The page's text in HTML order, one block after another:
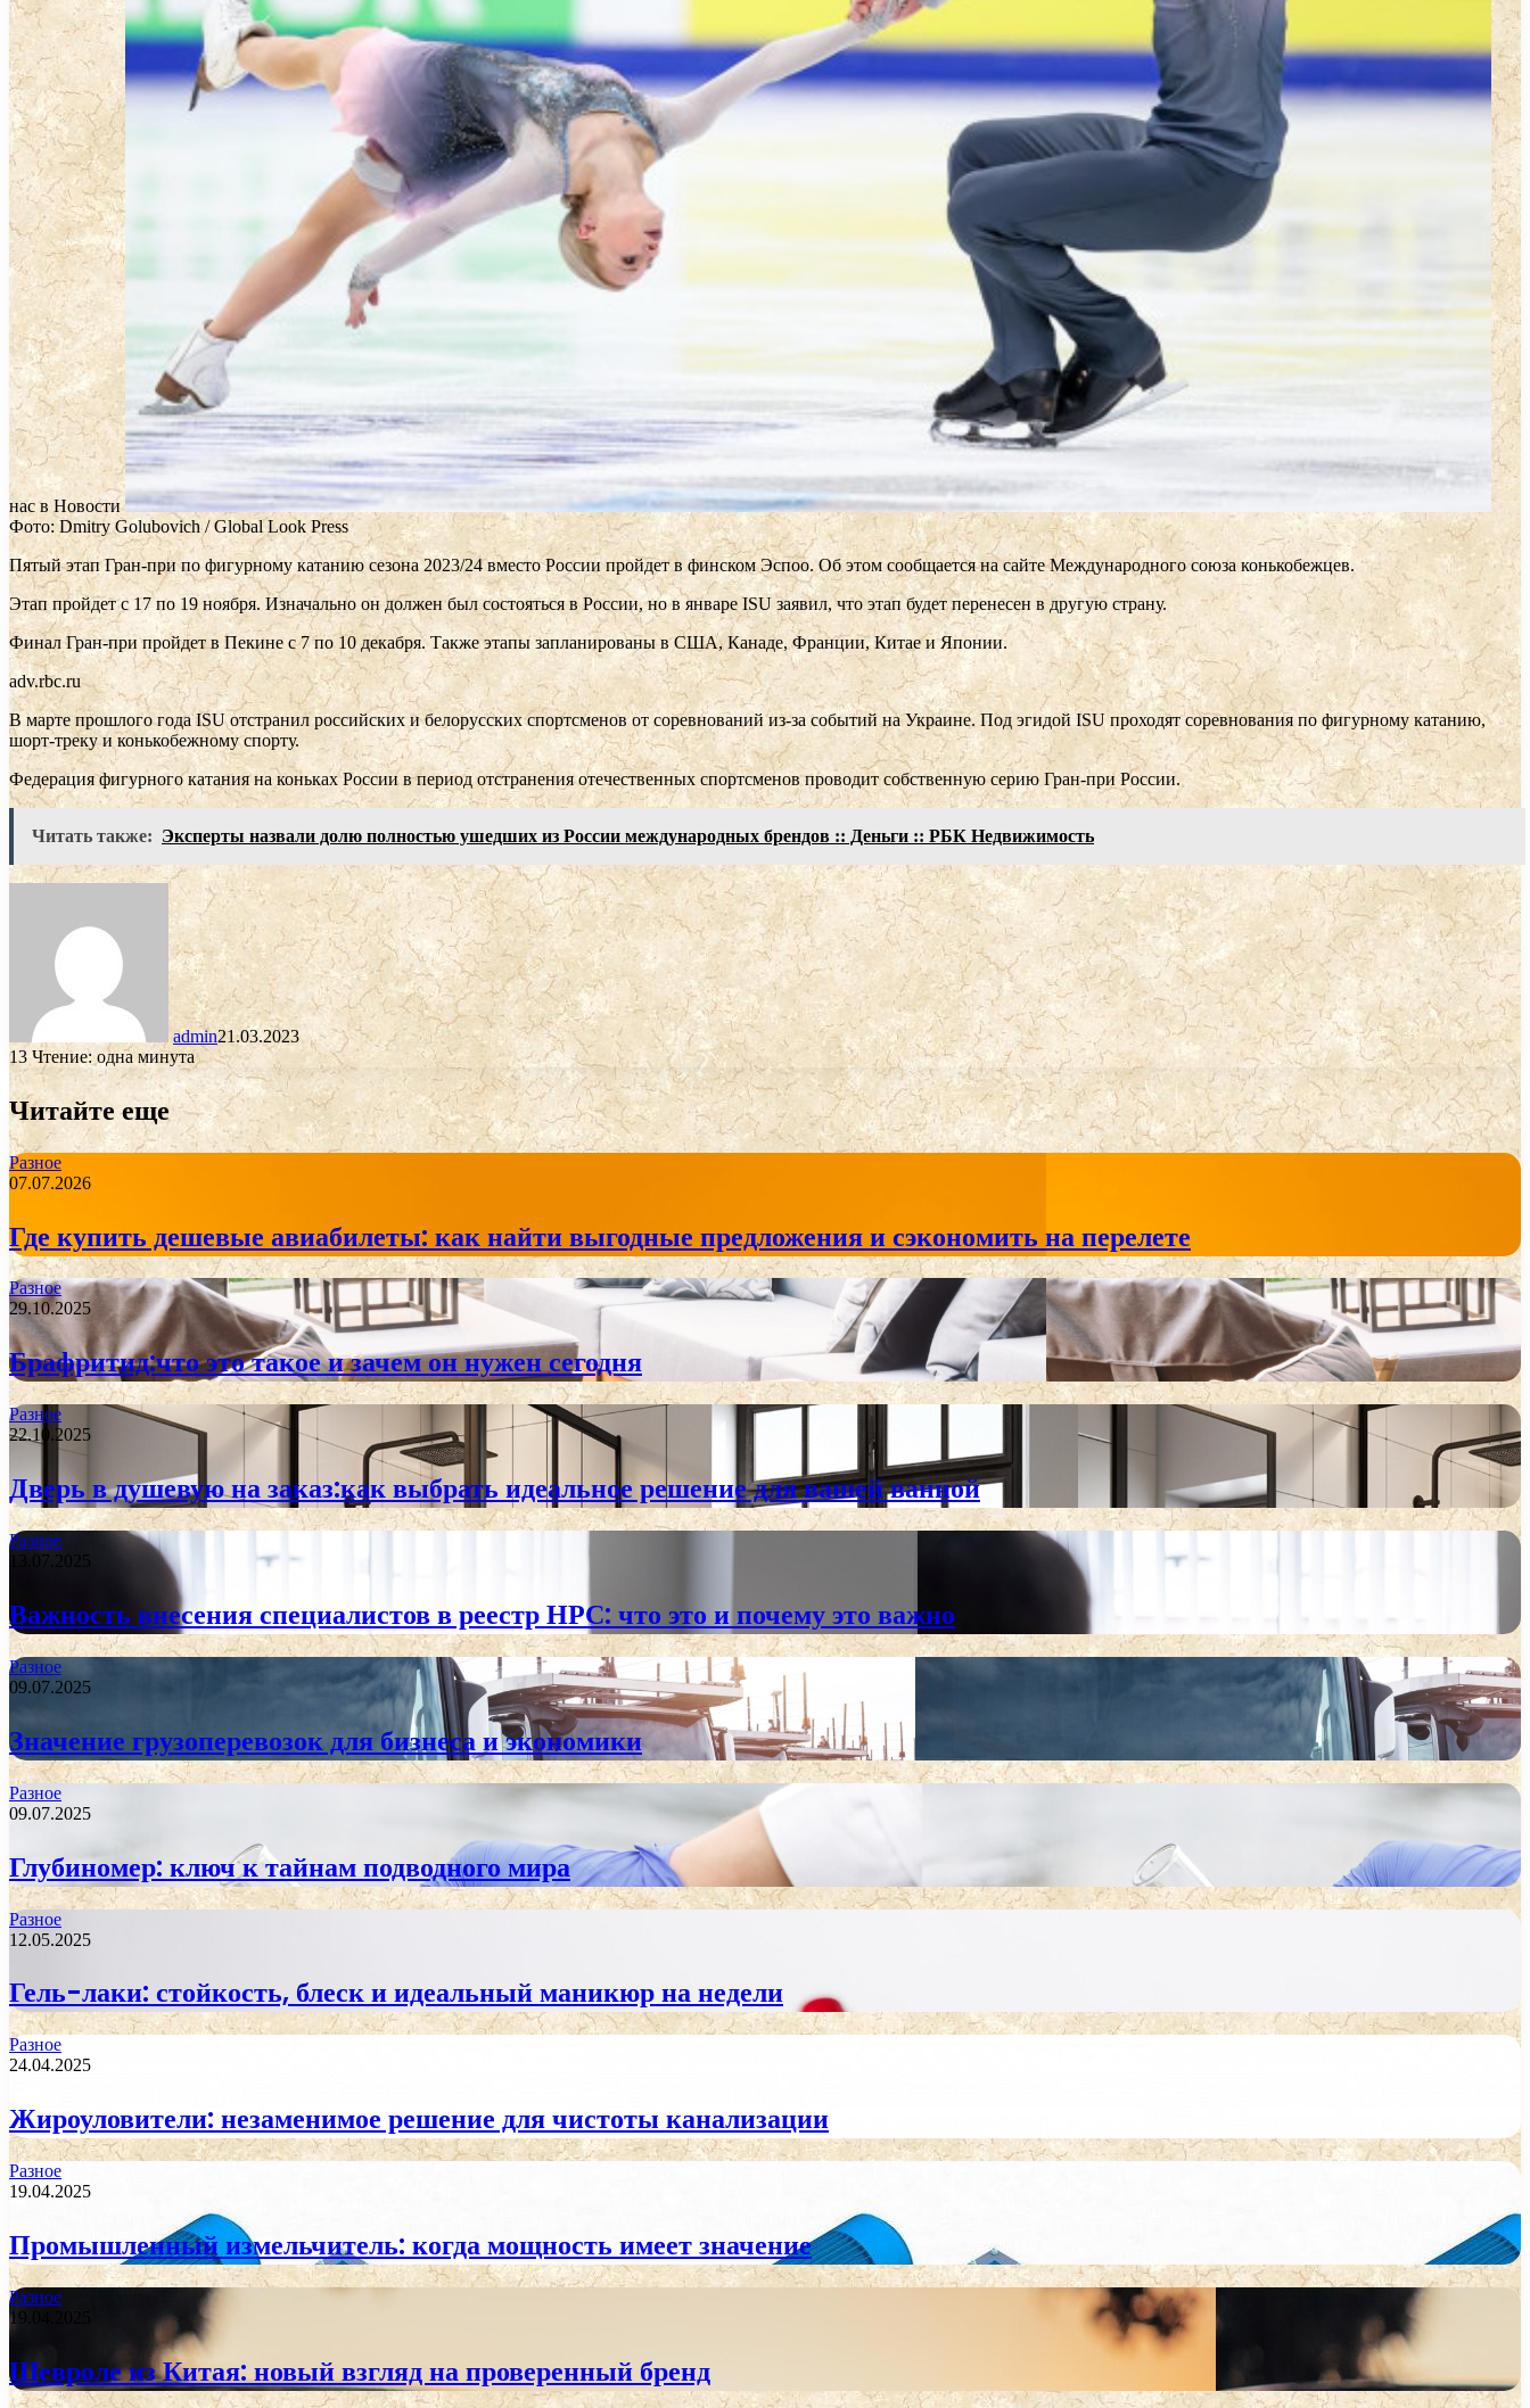
нас в Новости
Фото: Dmitry Golubovich / Global Look Press
Пятый этап Гран-при по фигурному катанию сезона 2023/24 вместо России пройдет в финском Эспоо. Об этом сообщается на сайте Международного союза конькобежцев.
Этап пройдет с 17 по 19 ноября. Изначально он должен был состояться в России, но в январе ISU заявил, что этап будет перенесен в другую страну.
Финал Гран-при пройдет в Пекине с 7 по 10 декабря. Также этапы запланированы в США, Канаде, Франции, Китае и Японии.
adv.rbc.ru
В марте прошлого года ISU отстранил российских и белорусских спортсменов от соревнований из-за событий на Украине. Под эгидой ISU проходят соревнования по фигурному катанию,
шорт-треку и конькобежному спорту.
Федерация фигурного катания на коньках России в период отстранения отечественных спортсменов проводит собственную серию Гран-при России.
Читать также: Эксперты назвали долю полностью ушедших из России международных брендов :: Деньги :: РБК Недвижимость
admin21.03.2023
13 Чтение: одна минута
Читайте еще
Разное
07.07.2026
Где купить дешевые авиабилеты: как найти выгодные предложения и сэкономить на перелете
Разное
29.10.2025
Брафритид:что это такое и зачем он нужен сегодня
Разное
22.10.2025
Дверь в душевую на заказ:как выбрать идеальное решение для вашей ванной
Разное
13.07.2025
Важность внесения специалистов в реестр НРС: что это и почему это важно
Разное
09.07.2025
Значение грузоперевозок для бизнеса и экономики
Разное
09.07.2025
Глубиномер: ключ к тайнам подводного мира
Разное
12.05.2025
Гель-лаки: стойкость, блеск и идеальный маникюр на недели
Разное
24.04.2025
Жироуловители: незаменимое решение для чистоты канализации
Разное
19.04.2025
Промышленный измельчитель: когда мощность имеет значение
Разное
19.04.2025
Шевроле из Китая: новый взгляд на проверенный бренд